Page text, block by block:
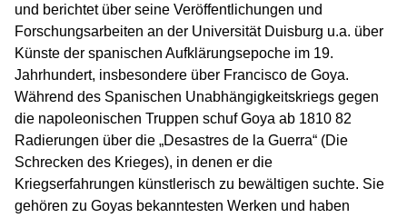
und berichtet über seine Veröffentlichungen und
Forschungsarbeiten an der Universität Duisburg u.a. über
Künste der spanischen Aufklärungsepoche im 19.
Jahrhundert, insbesondere über Francisco de Goya.
Während des Spanischen Unabhängigkeitskriegs gegen
die napoleonischen Truppen schuf Goya ab 1810 82
Radierungen über die „Desastres de la Guerra“ (Die
Schrecken des Krieges), in denen er die
Kriegserfahrungen künstlerisch zu bewältigen suchte. Sie
gehören zu Goyas bekanntesten Werken und haben